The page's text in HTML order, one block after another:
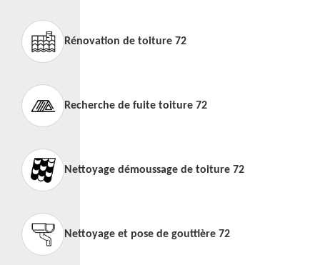
Rénovation de toiture 72
Recherche de fuite toiture 72
Nettoyage démoussage de toiture 72
Nettoyage et pose de gouttière 72